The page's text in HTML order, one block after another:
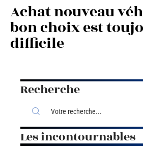
Achat nouveau
bon choix est
difficile
Recherche
Les incontournables